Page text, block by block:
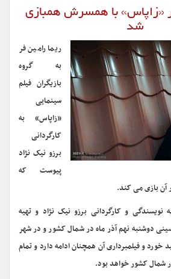
«زاپاس» با همسرش همبازی
شد
ریما رامین فر
به گروه
بازیگران فیلم
سینمایی
«زاپاس» به
کارگردانی
برزو نیک نژاد
پیوست که
آن بازی می کند.
نویسندگی و کارگردانی برزو نیک نژاد و تهیه
دوشنبه نهم آذر ماه در شمال کشور و در شهر
خورد و فیلمبرداری آن همچنان ادامه دارد و تمام
شمال کشور خواهد بود.